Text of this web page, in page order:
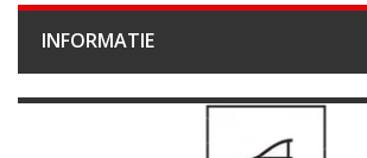
INFORMATIE